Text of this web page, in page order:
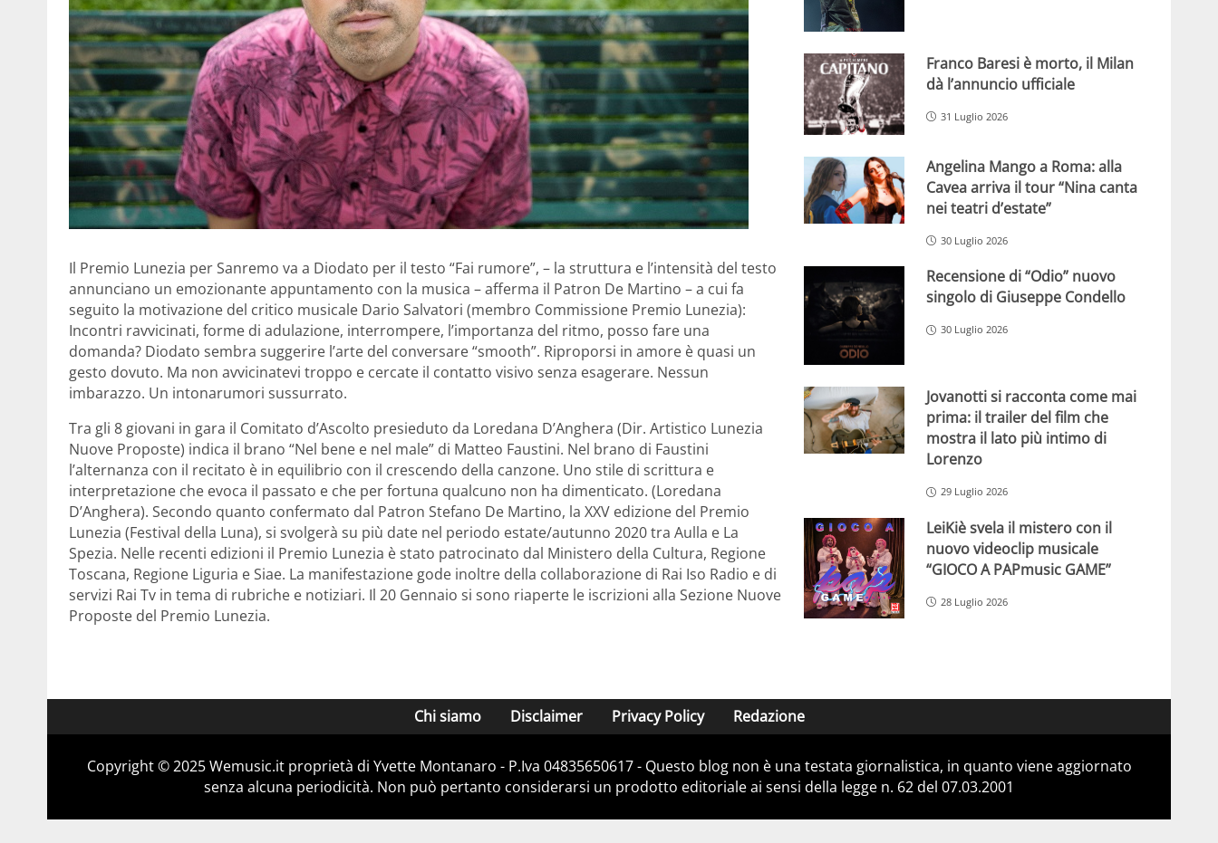
Il Premio Lunezia per Sanremo va a Diodato per il testo “Fai rumore”, – la struttura e l’intensità del testo
annunciano un emozionante appuntamento con la musica – afferma il Patron De Martino – a cui fa
seguito la motivazione del critico musicale Dario Salvatori (membro Commissione Premio Lunezia):
Incontri ravvicinati, forme di adulazione, interrompere, l’importanza del ritmo, posso fare una
domanda? Diodato sembra suggerire l’arte del conversare “smooth”. Riproporsi in amore è quasi un
gesto dovuto. Ma non avvicinatevi troppo e cercate il contatto visivo senza esagerare. Nessun
imbarazzo. Un intonarumori sussurrato.
Tra gli 8 giovani in gara il Comitato d’Ascolto presieduto da Loredana D’Anghera (Dir. Artistico Lunezia
Nuove Proposte) indica il brano “Nel bene e nel male” di Matteo Faustini. Nel brano di Faustini
l’alternanza con il recitato è in equilibrio con il crescendo della canzone. Uno stile di scrittura e
interpretazione che evoca il passato e che per fortuna qualcuno non ha dimenticato. (Loredana
D’Anghera). Secondo quanto confermato dal Patron Stefano De Martino, la XXV edizione del Premio
Lunezia (Festival della Luna), si svolgerà su più date nel periodo estate/autunno 2020 tra Aulla e La
Spezia. Nelle recenti edizioni il Premio Lunezia è stato patrocinato dal Ministero della Cultura, Regione
Toscana, Regione Liguria e Siae. La manifestazione gode inoltre della collaborazione di Rai Iso Radio e di
servizi Rai Tv in tema di rubriche e notiziari. Il 20 Gennaio si sono riaperte le iscrizioni alla Sezione Nuove
Proposte del Premio Lunezia.
Franco Baresi è morto, il Milan
dà l’annuncio ufficiale
31 Luglio 2026
Angelina Mango a Roma: alla
Cavea arriva il tour “Nina canta
nei teatri d’estate”
30 Luglio 2026
Recensione di “Odio” nuovo
singolo di Giuseppe Condello
30 Luglio 2026
Jovanotti si racconta come mai
prima: il trailer del film che
mostra il lato più intimo di
Lorenzo
29 Luglio 2026
LeiKiè svela il mistero con il
nuovo videoclip musicale
“GIOCO A PAPmusic GAME”
28 Luglio 2026
Chi siamo Disclaimer Privacy Policy Redazione
Copyright © 2025 Wemusic.it proprietà di Yvette Montanaro - P.Iva 04835650617 - Questo blog non è una testata giornalistica, in quanto viene aggiornato
senza alcuna periodicità. Non può pertanto considerarsi un prodotto editoriale ai sensi della legge n. 62 del 07.03.2001